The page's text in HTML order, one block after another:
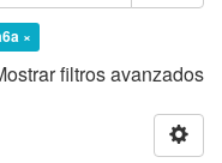
×
filtros avanzados